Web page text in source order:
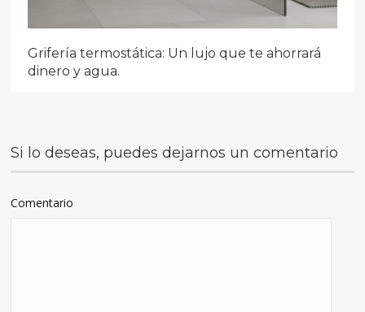
Grifería termostática: Un lujo que te ahorrará
dinero y agua.
Si lo deseas, puedes dejarnos un comentario
Comentario